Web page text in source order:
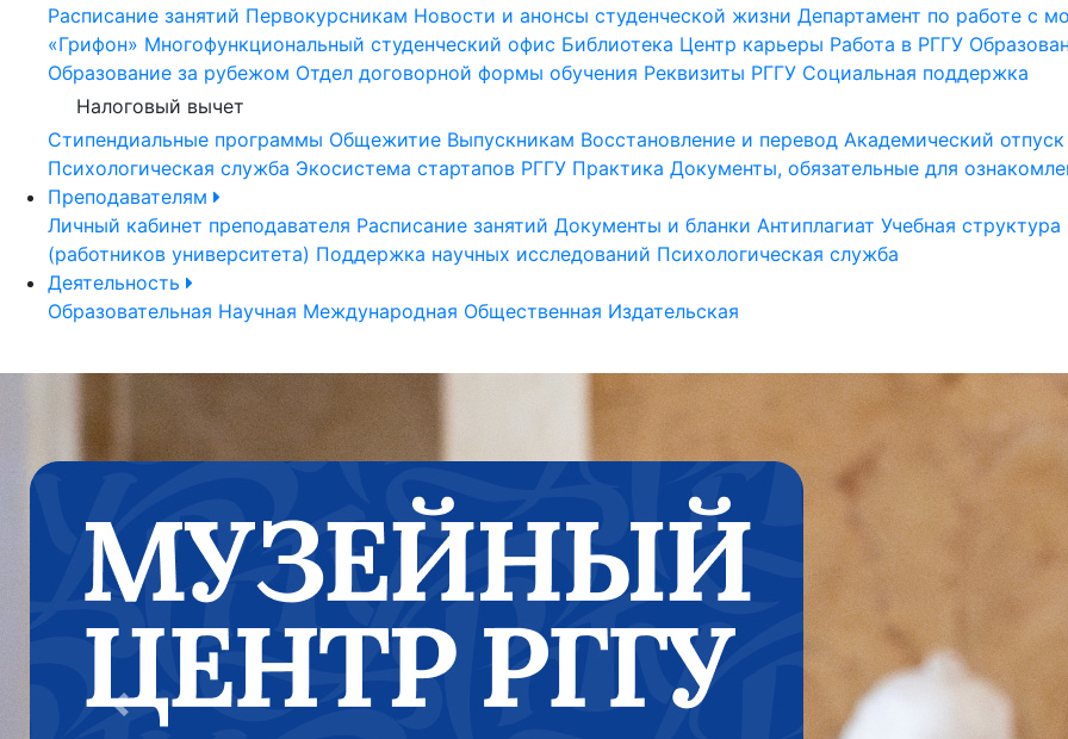
Расписание занятий Первокурсникам Новости и анонсы студенческой жизни Департамент по работе с
«Грифон» Многофункциональный студенческий офис Библиотека Центр карьеры Работа в РГГУ
Образование за рубежом Отдел договорной формы обучения Реквизиты РГГУ Социальная поддержка
Налоговый вычет
Стипендиальные программы Общежитие Выпускникам Восстановление и перевод Академический отпуск
Психологическая служба Экосистема стартапов РГГУ Практика Документы, обязательные для
Преподавателям
Личный кабинет преподавателя Расписание занятий Документы и бланки Антиплагиат Учебная структура
(работников университета) Поддержка научных исследований Психологическая служба
Деятельность
Образовательная Научная Международная Общественная Издательская
Previous